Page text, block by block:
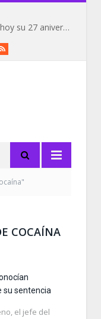
Barack y Michelle Obama celebran hoy su 27 aniversario de bodas
RSS
COCAÍNA
su sentencia
el jefe del